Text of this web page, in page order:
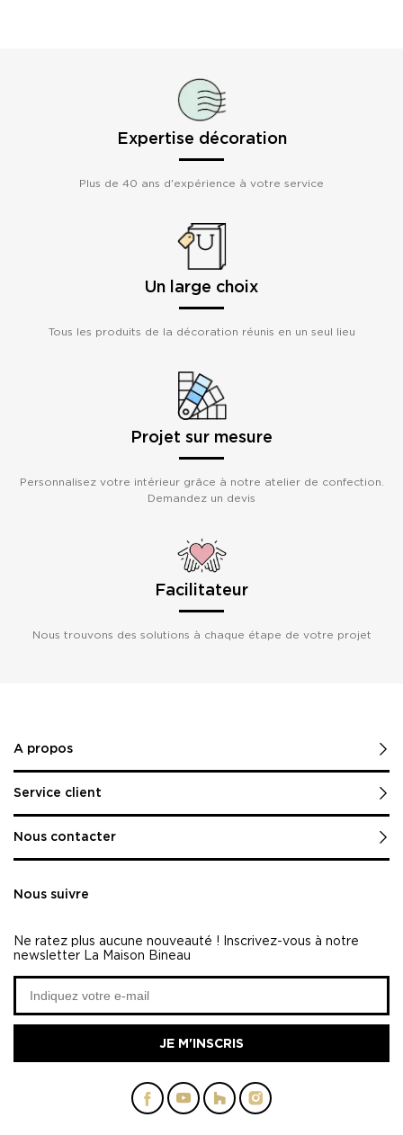
Expertise décoration
Plus de 40 ans d'expérience à votre service
Un large choix
Tous les produits de la décoration réunis en un seul lieu
Projet sur mesure
Personnalisez votre intérieur grâce à notre atelier de confection.
Demandez un devis
Facilitateur
Nous trouvons des solutions à chaque étape de votre projet
A propos
Service client
Nous contacter
Nous suivre
Ne ratez plus aucune nouveauté ! Inscrivez-vous à notre
newsletter La Maison Bineau
JE M'INSCRIS